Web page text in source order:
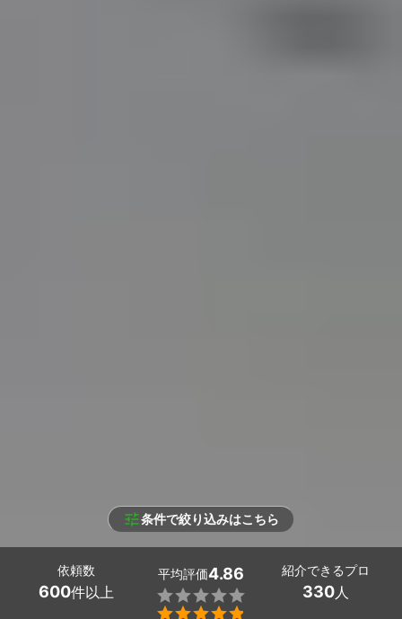
条件で絞り込みはこちら
依頼数
600件以上
平均評価4.86


紹介できるプロ
330人